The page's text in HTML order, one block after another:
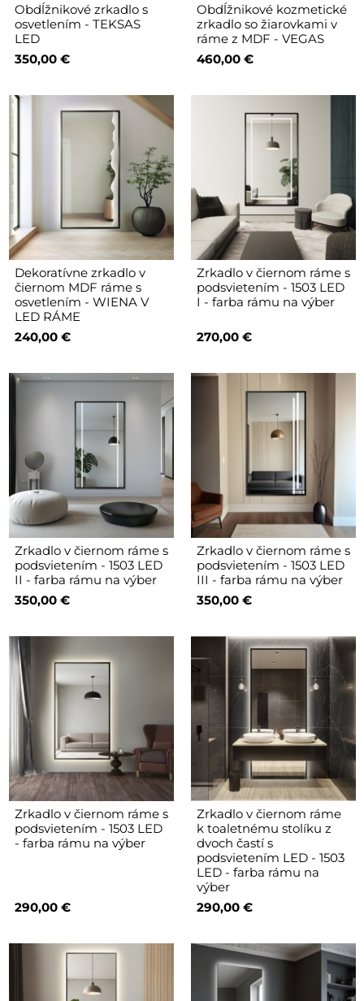
Obdĺžnikové zrkadlo s
osvetlením - TEKSAS
LED
350,00 €
Obdĺžnikové kozmetické
zrkadlo so žiarovkami v
ráme z MDF - VEGAS
460,00 €
Dekoratívne zrkadlo v
čiernom MDF ráme s
osvetlením - WIENA V
LED RÁME
240,00 €
Zrkadlo v čiernom ráme s
podsvietením - 1503 LED
I - farba rámu na výber
270,00 €
Zrkadlo v čiernom ráme s
podsvietením - 1503 LED
II - farba rámu na výber
350,00 €
Zrkadlo v čiernom ráme s
podsvietením - 1503 LED
III - farba rámu na výber
350,00 €
Zrkadlo v čiernom ráme s
podsvietením - 1503 LED
- farba rámu na výber
290,00 €
Zrkadlo v čiernom ráme
k toaletnému stolíku z
dvoch častí s
podsvietením LED - 1503
LED - farba rámu na
výber
290,00 €